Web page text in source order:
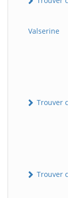
Valserine
Trouver
Trouver